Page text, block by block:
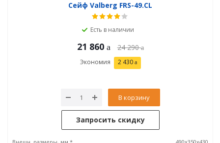
Сейф Valberg FRS-49.CL
Есть в наличии
21 860 24 290
Экономия 2 430
В корзину
Запросить скидку